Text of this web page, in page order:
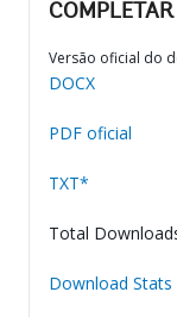
Versão oficial do
DOCX
PDF oficial
TXT*
Total
Download Stats